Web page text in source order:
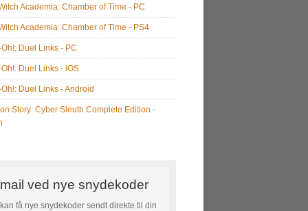
Academia: Chamber of Time - PC
Academia: Chamber of Time - PS4
Duel Links - PC
Duel Links - iOS
Duel Links - Android
Story: Cyber Sleuth Complete Edition -
ved nye snydekoder
få nye snydekoder sendt direkte til din